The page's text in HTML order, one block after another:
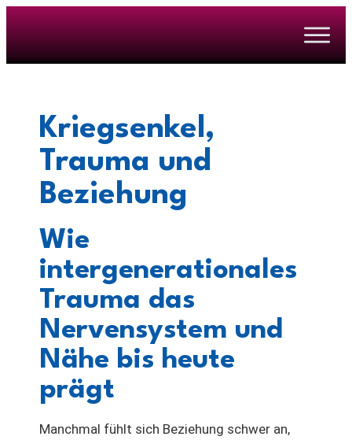
Kriegsenkel,
Trauma und
Beziehung
Wie
intergenerationales
Trauma das
Nervensystem und
Nähe bis heute
prägt
Manchmal fühlt sich Beziehung schwer an,